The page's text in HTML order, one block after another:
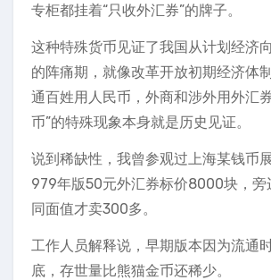
专柜都挂着“只收外汇券”的牌子。
这种特殊货币见证了我国从计划经济
的阵痛期，就像改革开放初期经济体
通百姓用人民币，外商和涉外用外汇
币”的特殊现象本身就是历史见证。
说到稀缺性，我曾参观过上海某钱币
979年版50元外汇券标价8000块，旁
同面值才卖300多。
工作人员解释说，早期版本因为流通
底，存世量比熊猫金币还稀少。